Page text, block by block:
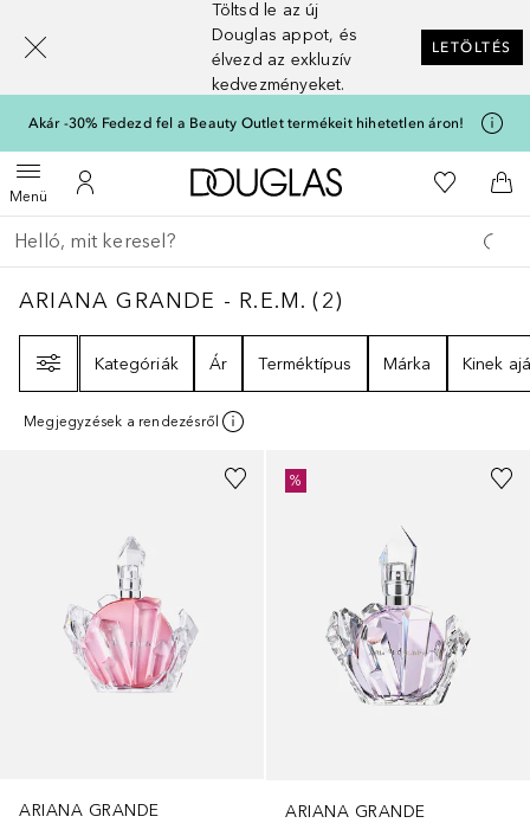
Töltsd le az új
Douglas appot, és
élvezd az exkluzív
kedvezményeket.
LETÖLTÉS
Akár -30% Fedezd fel a Beauty Outlet termékeit hihetetlen áron!
MenüMenü megnyitása
A fiókomhoz
A Douglas Főoldalra
A
Menj vissza
Keresés végrehajtása
ARIANA GRANDE - R.E.M.2
ARIANA GRANDE - R.E.M. (2)
Kategóriák
Ár Terméktípus Márka Kinek
Megjegyzések a rendezésről
ARIANA GRANDE
ARIANA GRANDE
%
[navigation.slideout.screenreader]